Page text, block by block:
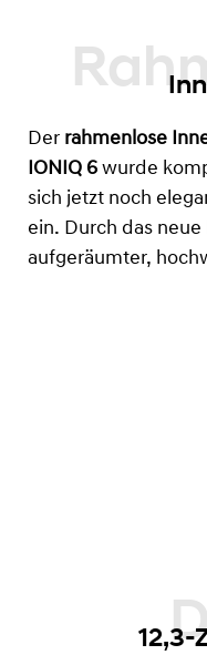
Der rahmenlose
IONIQ 6 wurde
sich jetzt noch
ein. Durch das
aufgeräumter,